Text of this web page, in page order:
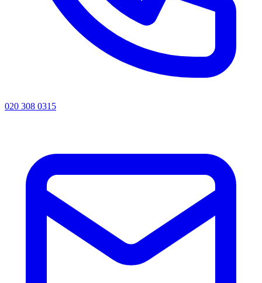
020 308 0315